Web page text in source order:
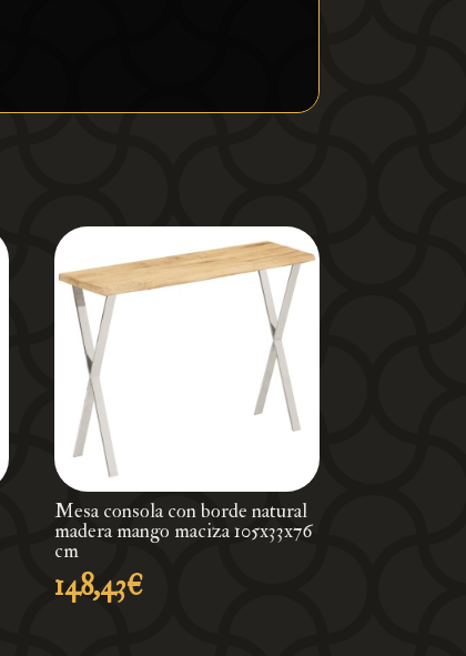
Mesa consola con borde natural
madera mango maciza 105x33x76
cm
148,43€